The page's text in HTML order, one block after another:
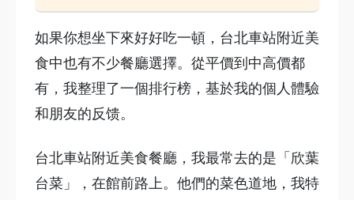
如果你想坐下來好好吃一頓，台北車站附近美
食中也有不少餐廳選擇。從平價到中高價都
有，我整理了一個排行榜，基於我的個人體驗
和朋友的反馈。
台北車站附近美食餐廳，我最常去的是「欣葉
台菜」，在館前路上。他們的菜色道地，我特